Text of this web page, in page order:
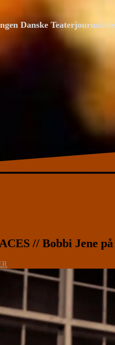
Danske
// Bobbi Jene